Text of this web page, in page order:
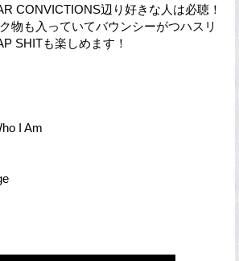
CONVICTIONS辺り好きな人は必聴！
物も入っていてバウンシーがつハスリ
SHITも楽しめます！
I Am